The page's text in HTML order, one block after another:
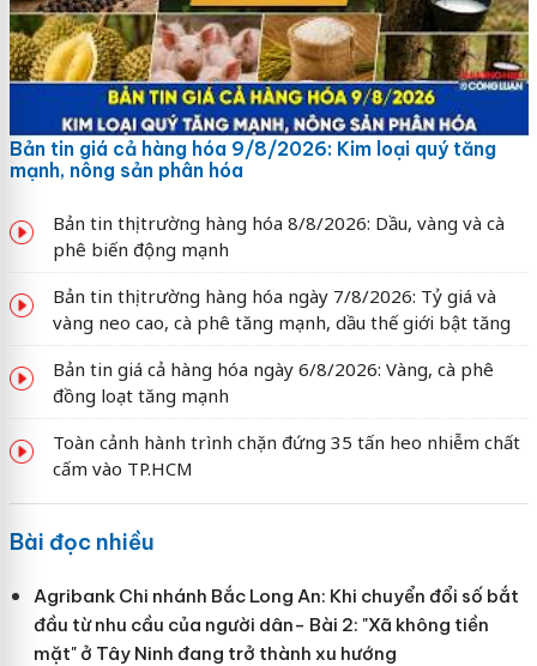
Bản tin giá cả hàng hóa 9/8/2026: Kim loại quý tăng
mạnh, nông sản phân hóa
Bản tin thị trường hàng hóa 8/8/2026: Dầu, vàng và cà
phê biến động mạnh
Bản tin thị trường hàng hóa ngày 7/8/2026: Tỷ giá và
vàng neo cao, cà phê tăng mạnh, dầu thế giới bật tăng
Bản tin giá cả hàng hóa ngày 6/8/2026: Vàng, cà phê
đồng loạt tăng mạnh
Toàn cảnh hành trình chặn đứng 35 tấn heo nhiễm chất
cấm vào TP.HCM
Bài đọc nhiều
Agribank Chi nhánh Bắc Long An: Khi chuyển đổi số bắt
đầu từ nhu cầu của người dân- Bài 2: "Xã không tiền
mặt" ở Tây Ninh đang trở thành xu hướng